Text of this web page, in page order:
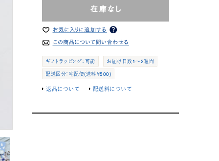
ギフトラッピング：可能
お届け日数1～2週間
配送区分：宅配便(送料￥500)
返品について 配送料について